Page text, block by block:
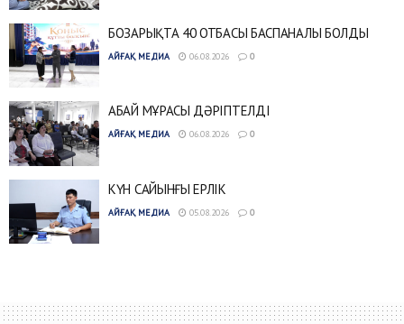
БОЗАРЫҚТА 40 ОТБАСЫ БАСПАНАЛЫ БОЛДЫ
АЙҒАҚ МЕДИА 06.08.2026 0
АБАЙ МҰРАСЫ ДӘРІПТЕЛДІ
АЙҒАҚ МЕДИА 06.08.2026 0
КҮН САЙЫНҒЫ ЕРЛІК
АЙҒАҚ МЕДИА 05.08.2026 0